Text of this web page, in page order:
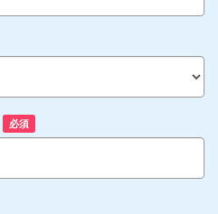
必須